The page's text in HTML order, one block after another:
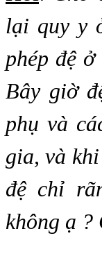
lại quy y
phép đệ
Bây giờ
phụ và
gia, và
đệ chỉ
không ạ ?